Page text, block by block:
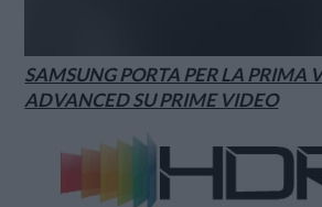
SAMSUNG PORTA PER LA PRIMA
ADVANCED SU PRIME VIDEO